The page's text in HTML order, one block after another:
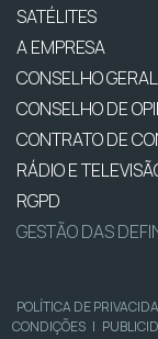
SATÉLITES
A EMPRESA
CONSELHO
CONSELHO DE
CONTRATO DE
RÁDIO E
RGPD
GESTÃO DAS
POLÍTICA DE
CONDIÇÕES |